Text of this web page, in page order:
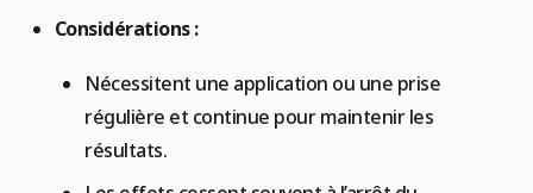
Considérations :
Nécessitent une application ou une prise
régulière et continue pour maintenir les
résultats.